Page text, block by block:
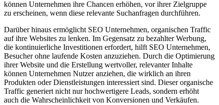
können Unternehmen ihre Chancen erhöhen, vor ihrer Zielgruppe
zu erscheinen, wenn diese relevante Suchanfragen durchführen.
Darüber hinaus ermöglicht SEO Unternehmen, organischen Traffic
auf ihre Websites zu lenken. Im Gegensatz zu bezahlter Werbung,
die kontinuierliche Investitionen erfordert, hilft SEO Unternehmen,
Besucher ohne laufende Kosten anzuziehen. Durch die Optimierung
ihrer Website und die Erstellung wertvoller, relevanter Inhalte
können Unternehmen Nutzer anziehen, die wirklich an ihren
Produkten oder Dienstleistungen interessiert sind. Dieser organische
Traffic generiert nicht nur hochwertigere Leads, sondern erhöht
auch die Wahrscheinlichkeit von Konversionen und Verkäufen.